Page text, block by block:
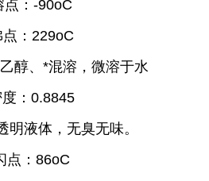
点 ： -90oC
点 ： 229oC
醇、*混溶，微溶于水
： 0.8845
明液体，无臭无味。
点 ： 86oC